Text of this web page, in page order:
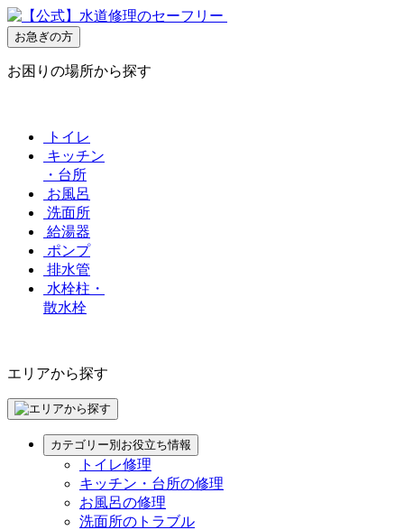
お急ぎの方
お困りの場所から探す
トイレ
キッチン
・台所
お風呂
洗面所
給湯器
ポンプ
排水管
水栓柱・
散水栓
エリアから探す
カテゴリー別お役立ち情報
トイレ修理
キッチン・台所の修理
お風呂の修理
洗面所のトラブル